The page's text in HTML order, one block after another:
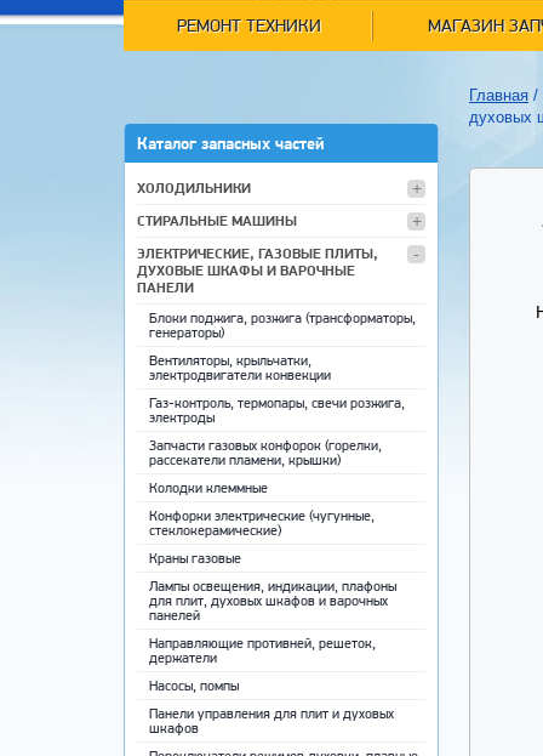
РЕМОНТ ТЕХНИКИ МАГАЗИН
Каталог запасных частей
ХОЛОДИЛЬНИКИ
СТИРАЛЬНЫЕ МАШИНЫ
ЭЛЕКТРИЧЕСКИЕ, ГАЗОВЫЕ ПЛИТЫ,
ДУХОВЫЕ ШКАФЫ И ВАРОЧНЫЕ
ПАНЕЛИ
Блоки поджига, розжига (трансформаторы,
генераторы)
Вентиляторы, крыльчатки,
электродвигатели конвекции
Газ-контроль, термопары, свечи розжига,
электроды
Запчасти газовых конфорок (горелки,
рассекатели пламени, крышки)
Колодки клеммные
Конфорки электрические (чугунные,
стеклокерамические)
Краны газовые
Лампы освещения, индикации, плафоны
для плит, духовых шкафов и варочных
панелей
Направляющие противней, решеток,
держатели
Насосы, помпы
Панели управления для плит и духовых
шкафов
Главная /
духовых